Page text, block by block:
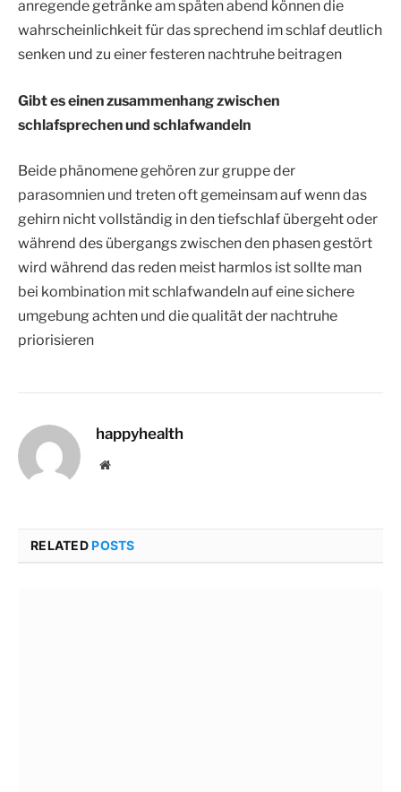
anregende getränke am späten abend können die
wahrscheinlichkeit für das sprechend im schlaf deutlich
senken und zu einer festeren nachtruhe beitragen
Gibt es einen zusammenhang zwischen
schlafsprechen und schlafwandeln
Beide phänomene gehören zur gruppe der
parasomnien und treten oft gemeinsam auf wenn das
gehirn nicht vollständig in den tiefschlaf übergeht oder
während des übergangs zwischen den phasen gestört
wird während das reden meist harmlos ist sollte man
bei kombination mit schlafwandeln auf eine sichere
umgebung achten und die qualität der nachtruhe
priorisieren
happyhealth
Website
RELATED POSTS